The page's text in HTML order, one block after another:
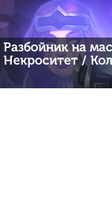
Разбойник на
Некроситет /